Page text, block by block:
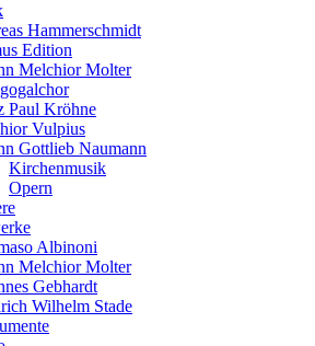
Hammerschmidt
Edition
Melchior Molter
Paul Kröhne
Vulpius
Gottlieb Naumann
Kirchenmusik
Opern
Albinoni
Melchior Molter
Gebhardt
Wilhelm Stade